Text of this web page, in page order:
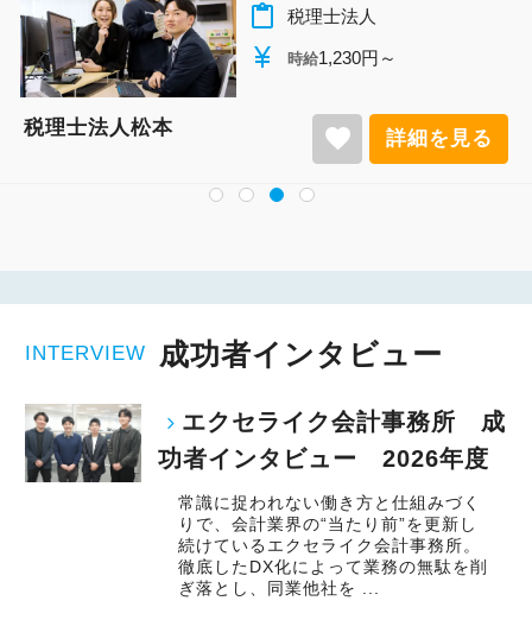
content_paste 税理士法人
currency_yen 時給1,140円～
税理士法人松本 favorite 詳細を見る
INTERVIEW 成功者インタビュー
エクセライク会計事務所 成
功者インタビュー 2026年度
常識に捉われない働き方と仕組みづく
りで、会計業界の“当たり前”を更新し
続けているエクセライク会計事務所。
徹底したDX化によって業務の無駄を削
ぎ落とし、同業他社を ...